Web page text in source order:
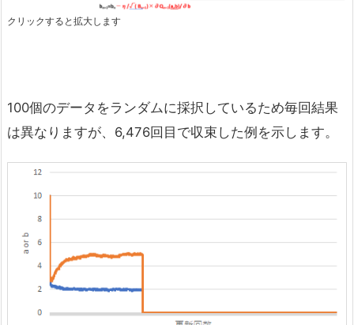
クリックすると拡大します
100個のデータをランダムに採択しているため毎回結果
は異なりますが、6,476回目で収束した例を示します。